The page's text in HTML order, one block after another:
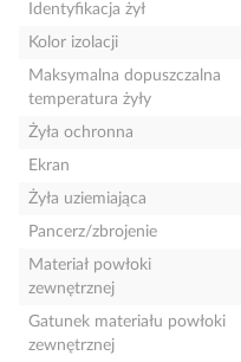
Identyfikacja żył
Kolor izolacji
Maksymalna dopuszczalna
temperatura żyły
Żyła ochronna
Ekran
Żyła uziemiająca
Pancerz/zbrojenie
Materiał powłoki
zewnętrznej
Gatunek materiału powłoki
zewnętrznej